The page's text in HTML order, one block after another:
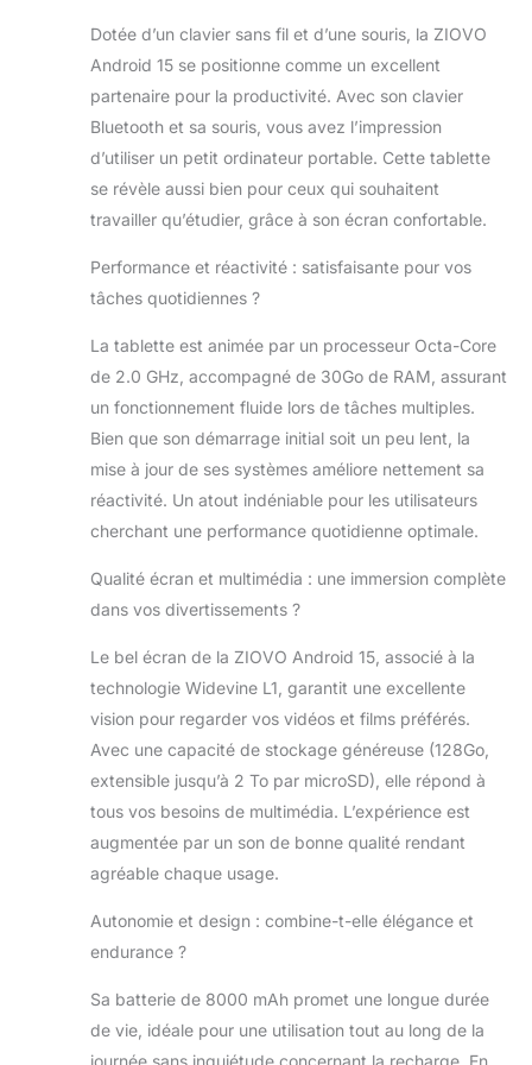
2,0 GHz, elle offre une navigation
performances stables et fluides
dans toutes les tâches. 🔥【30Go
RAM + 128Go ROM/2To
Extensible】Tablette Android 15
(8Go de RAM physique + 22Go de
mémoire virtuelle) et de 128 Go de
avec une carte TF (vendue
séparément). Stockez sans effort
de vidéos haute définition, de
documents et bien plus encore.
Vous n'avez pas besoin de
emportez facilement tout votre
univers numérique avec vous.
(Remarque : cette tablette n'est pas
compatible avec les cartes SIM). 🔥
Écran】Tablette Android prend en
charge Widevine L1, ce qui permet
définition sur des plateformes
et Prime Video. Chaque détail est
reproduit avec une netteté
exceptionnelle, vous plongeant
dans un véritable spectacle visuel.
compatible avec Netflix HD). Avec
son nouvel écran Full View HD de
10,1 pouces, elle offre un angle de
degrés, garantissant des couleurs
toujours fidèles et vives. 🔥
Tablette 10 pouces est compatible
avec le WiFi double bande
Dotée d’un clavier sans fil et d’une souris, la ZIOVO
Android 15 se positionne comme un excellent
partenaire pour la productivité. Avec son clavier
Bluetooth et sa souris, vous avez l’impression
d’utiliser un petit ordinateur portable. Cette tablette
se révèle aussi bien pour ceux qui souhaitent
travailler qu’étudier, grâce à son écran confortable.
Performance et réactivité : satisfaisante pour vos
tâches quotidiennes ?
La tablette est animée par un processeur Octa-Core
de 2.0 GHz, accompagné de 30Go de RAM, assurant
un fonctionnement fluide lors de tâches multiples.
Bien que son démarrage initial soit un peu lent, la
mise à jour de ses systèmes améliore nettement sa
réactivité. Un atout indéniable pour les utilisateurs
cherchant une performance quotidienne optimale.
Qualité écran et multimédia : une immersion complète
dans vos divertissements ?
Le bel écran de la ZIOVO Android 15, associé à la
technologie Widevine L1, garantit une excellente
vision pour regarder vos vidéos et films préférés.
Avec une capacité de stockage généreuse (128Go,
extensible jusqu’à 2 To par microSD), elle répond à
tous vos besoins de multimédia. L’expérience est
augmentée par un son de bonne qualité rendant
agréable chaque usage.
Autonomie et design : combine-t-elle élégance et
endurance ?
Sa batterie de 8000 mAh promet une longue durée
de vie, idéale pour une utilisation tout au long de la